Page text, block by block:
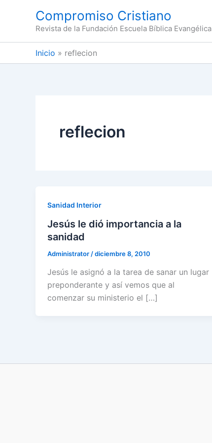
contenido
Compromiso Cristiano
Revista de la Fundación Escuela Bíblica Evangélica
Inicio reflecion
reflecion
Sanidad Interior
Jesús le dió importancia a la
sanidad
Administrator /diciembre 8, 2010
Jesús le asignó a la tarea de sanar un lugar
preponderante y así vemos que al
comenzar su ministerio el […]